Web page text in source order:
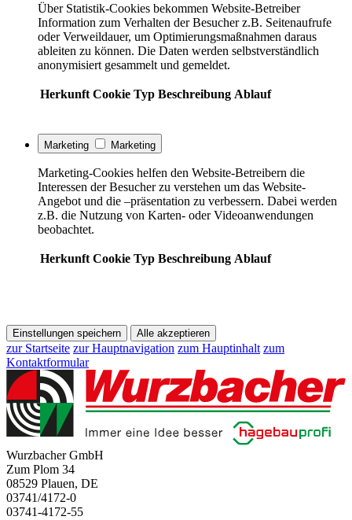
Über Statistik-Cookies bekommen Website-Betreiber
Information zum Verhalten der Besucher z.B. Seitenaufrufe
oder Verweildauer, um Optimierungsmaßnahmen daraus
ableiten zu können. Die Daten werden selbstverständlich
anonymisiert gesammelt und gemeldet.
Herkunft Cookie Typ Beschreibung Ablauf
Marketing Marketing
Marketing-Cookies helfen den Website-Betreibern die
Interessen der Besucher zu verstehen um das Website-
Angebot und die –präsentation zu verbessern. Dabei werden
z.B. die Nutzung von Karten- oder Videoanwendungen
beobachtet.
Herkunft Cookie Typ Beschreibung Ablauf
Einstellungen speichern Alle akzeptieren
zur Startseite zur Hauptnavigation zum Hauptinhalt zum
Kontaktformular
Wurzbacher GmbH
Zum Plom 34
08529 Plauen, DE
03741/4172-0
03741-4172-55